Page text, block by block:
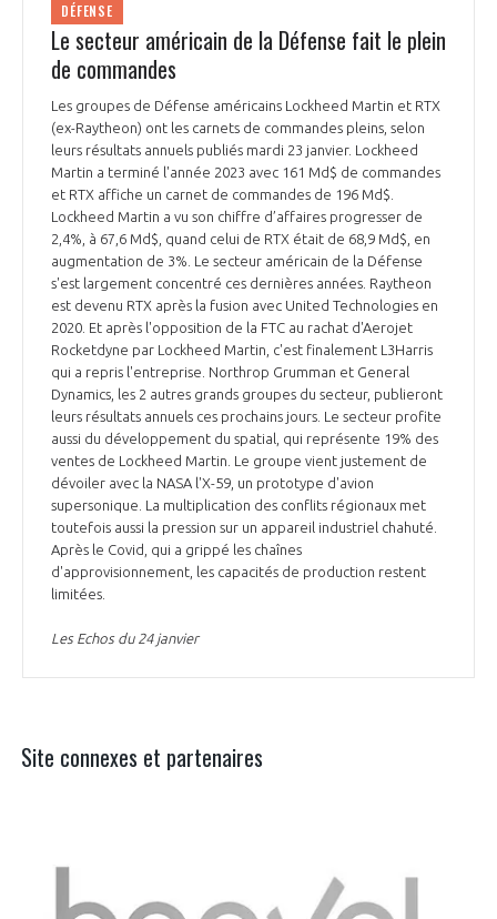
DÉFENSE
Le secteur américain de la Défense fait le plein
de commandes
Les groupes de Défense américains Lockheed Martin et RTX
(ex-Raytheon) ont les carnets de commandes pleins, selon
leurs résultats annuels publiés mardi 23 janvier. Lockheed
Martin a terminé l'année 2023 avec 161 Md$ de commandes
et RTX affiche un carnet de commandes de 196 Md$.
Lockheed Martin a vu son chiffre d’affaires progresser de
2,4%, à 67,6 Md$, quand celui de RTX était de 68,9 Md$, en
augmentation de 3%. Le secteur américain de la Défense
s'est largement concentré ces dernières années. Raytheon
est devenu RTX après la fusion avec United Technologies en
2020. Et après l'opposition de la FTC au rachat d'Aerojet
Rocketdyne par Lockheed Martin, c'est finalement L3Harris
qui a repris l'entreprise. Northrop Grumman et General
Dynamics, les 2 autres grands groupes du secteur, publieront
leurs résultats annuels ces prochains jours. Le secteur profite
aussi du développement du spatial, qui représente 19% des
ventes de Lockheed Martin. Le groupe vient justement de
dévoiler avec la NASA l'X-59, un prototype d'avion
supersonique. La multiplication des conflits régionaux met
toutefois aussi la pression sur un appareil industriel chahuté.
Après le Covid, qui a grippé les chaînes
d'approvisionnement, les capacités de production restent
limitées.
Les Echos du 24 janvier
Site connexes et partenaires